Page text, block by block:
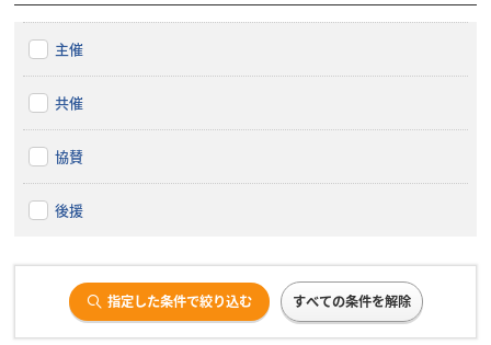
主催
共催
協賛
後援
指定した条件で絞り込む すべての条件を解除